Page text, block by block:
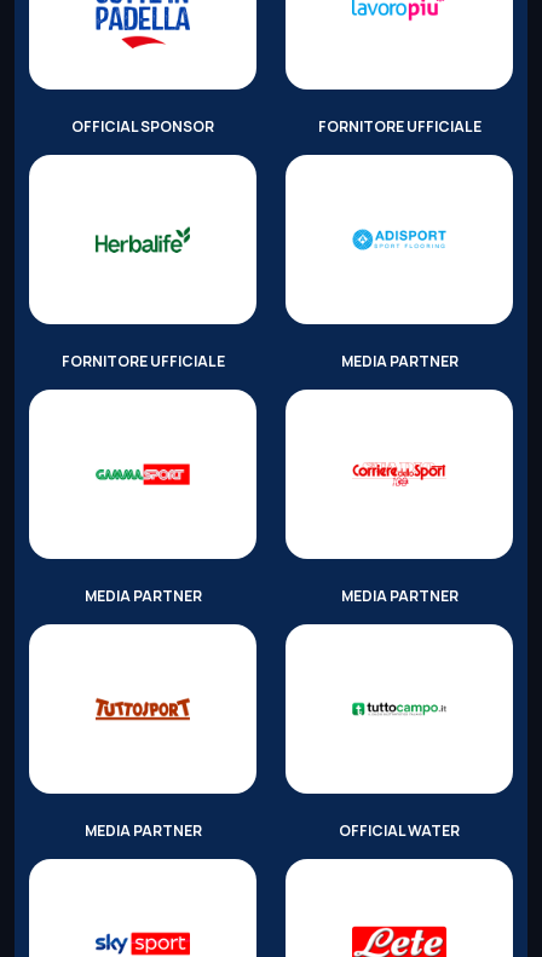
OFFICIAL SPONSOR FORNITORE UFFICIALE
FORNITORE UFFICIALE MEDIA PARTNER
MEDIA PARTNER MEDIA PARTNER
MEDIA PARTNER OFFICIAL WATER